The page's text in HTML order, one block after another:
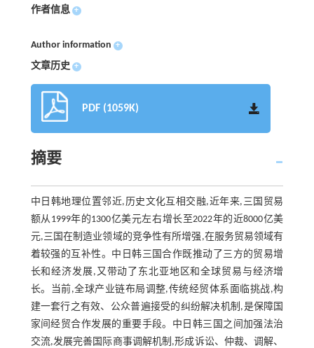
作者信息 +
Author information +
文章历史 +
PDF (1059K)
摘要
中日韩地理位置邻近,历史文化互相交融,近年来,三国贸易
额从1999年的1300亿美元左右增长至2022年的近8000亿美
元,三国在制造业领域的竞争性有所增强,在服务贸易领域有
着较强的互补性。中日韩三国合作既推动了三方的贸易增
长和经济发展,又带动了东北亚地区和全球贸易与经济增
长。当前,全球产业链布局调整,传统经贸体系面临挑战,构
建一套行之有效、公众普遍接受的纠纷解决机制,是保障国
家间经贸合作发展的重要手段。中日韩三国之间加强法治
交流,发展完善国际商事调解机制,形成诉讼、仲裁、调解、